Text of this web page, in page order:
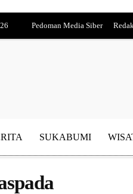
Pedoman Media Siber
SUKABUMI